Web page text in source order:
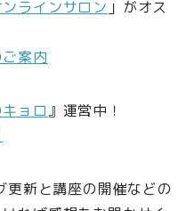
ラインサロン 」がオス
案内
ョロ』運営中！
新と講座の開催などの